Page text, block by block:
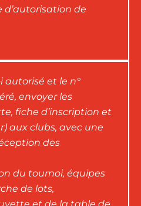
d’autorisation de
autorisé et le n°
envoyer les
fiche d’inscription et
aux clubs, avec une
des
du tournoi, équipes
de lots,
et de la table de